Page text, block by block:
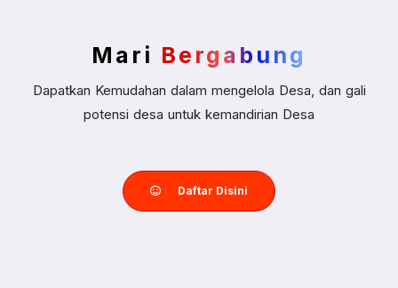
Mari Bergabung
Dapatkan Kemudahan dalam mengelola Desa, dan gali
potensi desa untuk kemandirian Desa
Daftar Disini